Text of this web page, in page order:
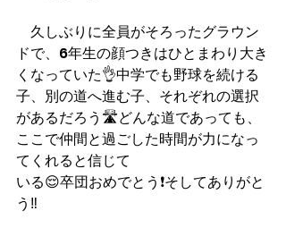
久しぶりに全員がそろったグラウン
ドで、6年生の顔つきはひとまわり大き
くなっていた👌中学でも野球を続ける
子、別の道へ進む子、それぞれの選択
があるだろう🛣️どんな道であっても、
ここで仲間と過ごした時間が力になっ
てくれると信じて
いる😌卒団おめでとう❗️そしてありがと
う‼️